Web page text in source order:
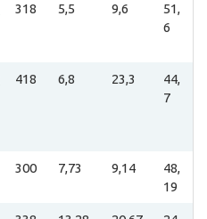
318 5,5 9,6
51,
6
418 6,8 23,3
44,
7
300 7,73 9,14
48,
19